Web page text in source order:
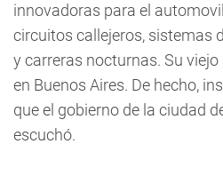
innovadoras para el
circuitos callejeros, sistemas
y carreras nocturnas. Su
en Buenos Aires. De hecho,
que el gobierno de la ciudad
escuchó.